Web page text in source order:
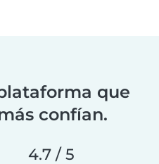
que
confían.
4.7 / 5